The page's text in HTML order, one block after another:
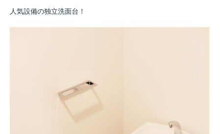
人気設備の独立洗面台！